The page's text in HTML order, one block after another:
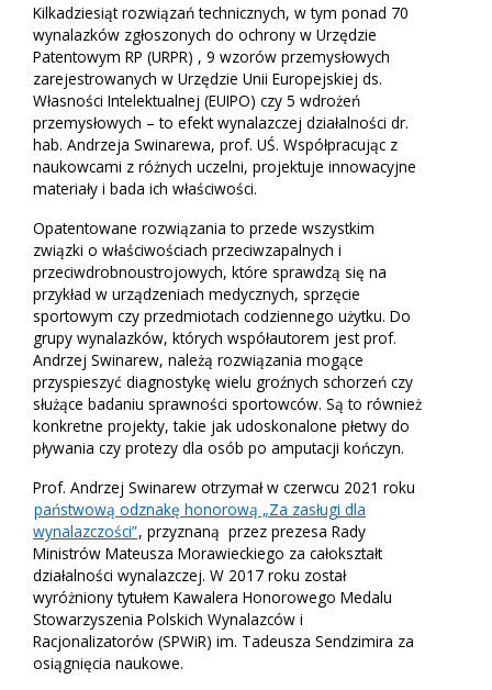
Kilkadziesiąt rozwiązań technicznych, w tym ponad 70
wynalazków zgłoszonych do ochrony w Urzędzie
Patentowym RP (URPR) , 9 wzorów przemysłowych
zarejestrowanych w Urzędzie Unii Europejskiej ds.
Własności Intelektualnej (EUIPO) czy 5 wdrożeń
przemysłowych – to efekt wynalazczej działalności dr.
hab. Andrzeja Swinarewa, prof. UŚ. Współpracując z
naukowcami z różnych uczelni, projektuje innowacyjne
materiały i bada ich właściwości.
Opatentowane rozwiązania to przede wszystkim
związki o właściwościach przeciwzapalnych i
przeciwdrobnoustrojowych, które sprawdzą się na
przykład w urządzeniach medycznych, sprzęcie
sportowym czy przedmiotach codziennego użytku. Do
grupy wynalazków, których współautorem jest prof.
Andrzej Swinarew, należą rozwiązania mogące
przyspieszyć diagnostykę wielu groźnych schorzeń czy
służące badaniu sprawności sportowców. Są to również
konkretne projekty, takie jak udoskonalone płetwy do
pływania czy protezy dla osób po amputacji kończyn.
Prof. Andrzej Swinarew otrzymał w czerwcu 2021 roku
państwową odznakę honorową „Za zasługi dla
wynalazczości”, przyznaną przez prezesa Rady
Ministrów Mateusza Morawieckiego za całokształt
działalności wynalazczej. W 2017 roku został
wyróżniony tytułem Kawalera Honorowego Medalu
Stowarzyszenia Polskich Wynalazców i
Racjonalizatorów (SPWiR) im. Tadeusza Sendzimira za
osiągnięcia naukowe.